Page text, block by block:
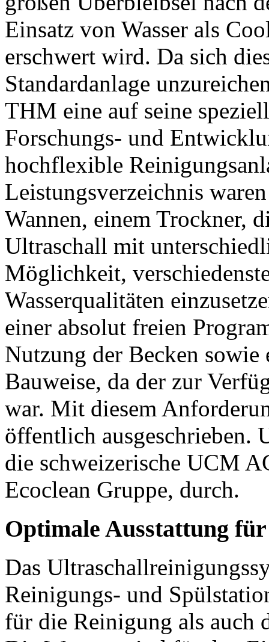
Einsatz von Wasser als
erschwert wird. Da sich
Standardanlage
THM eine auf seine
Forschungs- und
hochflexible
Leistungsverzeichnis
Wannen, einem Trockner,
Ultraschall mit
Möglichkeit,
Wasserqualitäten
einer absolut freien
Nutzung der Becken
Bauweise, da der zur
war. Mit diesem
öffentlich ausgeschrieben.
die schweizerische UCM
Ecoclean Gruppe, durch.
Optimale Ausstattung
Das
Reinigungs- und
für die Reinigung als auch